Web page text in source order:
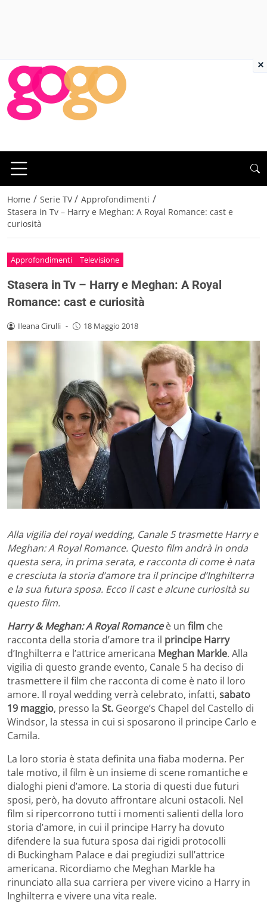
Home / Serie TV / Approfondimenti /
Stasera in Tv – Harry e Meghan: A Royal Romance: cast e
curiosità
Approfondimenti Televisione
Stasera in Tv – Harry e Meghan: A Royal
Romance: cast e curiosità
Ileana Cirulli - 18 Maggio 2018
Alla vigilia del royal wedding, Canale 5 trasmette Harry e
Meghan: A Royal Romance. Questo film andrà in onda
questa sera, in prima serata, e racconta di come è nata
e cresciuta la storia d’amore tra il principe d’Inghilterra
e la sua futura sposa. Ecco il cast e alcune curiosità su
questo film.
Harry & Meghan: A Royal Romanceè un film che
racconta della storia d’amore tra il principe Harry
d’Inghilterra e l’attrice americana Meghan Markle. Alla
vigilia di questo grande evento, Canale 5 ha deciso di
trasmettere il film che racconta di come è nato il loro
amore. Il royal wedding verrà celebrato, infatti, sabato
19 maggio, presso la St. George’s Chapel del Castello di
Windsor, la stessa in cui si sposarono il principe Carlo e
Camila.
La loro storia è stata definita una fiaba moderna. Per
tale motivo, il film è un insieme di scene romantiche e
dialoghi pieni d’amore. La storia di questi due futuri
sposi, però, ha dovuto affrontare alcuni ostacoli. Nel
film si ripercorrono tutti i momenti salienti della loro
storia d’amore, in cui il principe Harry ha dovuto
difendere la sua futura sposa dai rigidi protocolli
di Buckingham Palace e dai pregiudizi sull’attrice
americana. Ricordiamo che Meghan Markle ha
rinunciato alla sua carriera per vivere vicino a Harry in
Inghilterra e vivere una vita reale.
×